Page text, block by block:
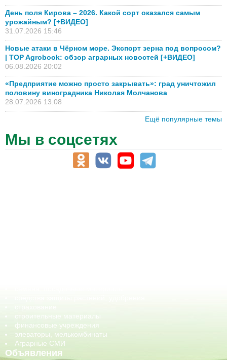
День поля Кирова – 2026. Какой сорт оказался самым
урожайным? [+ВИДЕО]
31.07.2026 15:46
Новые атаки в Чёрном море. Экспорт зерна под вопросом?
| TOP Agrobook: обзор аграрных новостей [+ВИДЕО]
06.08.2026 20:02
«Предприятие можно просто закрывать»: град уничтожил
половину виноградника Николая Молчанова
28.07.2026 13:08
Ещё популярные темы
Мы в соцсетях
строительные материалы
финансовые учреждения
элеваторы, мелькомбинаты
Аграрные СМИ
Объявления